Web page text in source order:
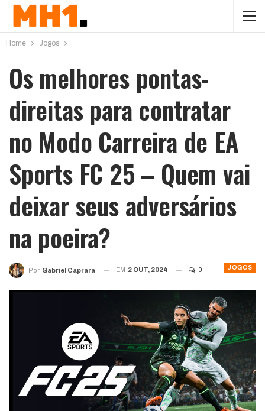
Home Jogos
Os melhores pontas-
direitas para contratar
no Modo Carreira de EA
Sports FC 25 – Quem vai
deixar seus adversários
na poeira?
JOGOS
Por Gabriel Caprara EM 2 OUT, 2024 0